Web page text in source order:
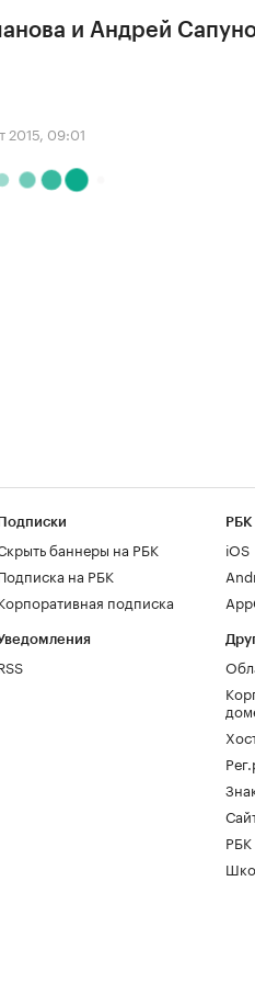
и Андрей
2015, 09:01
баннеры на РБК
на РБК
подписка
РБК
iOS